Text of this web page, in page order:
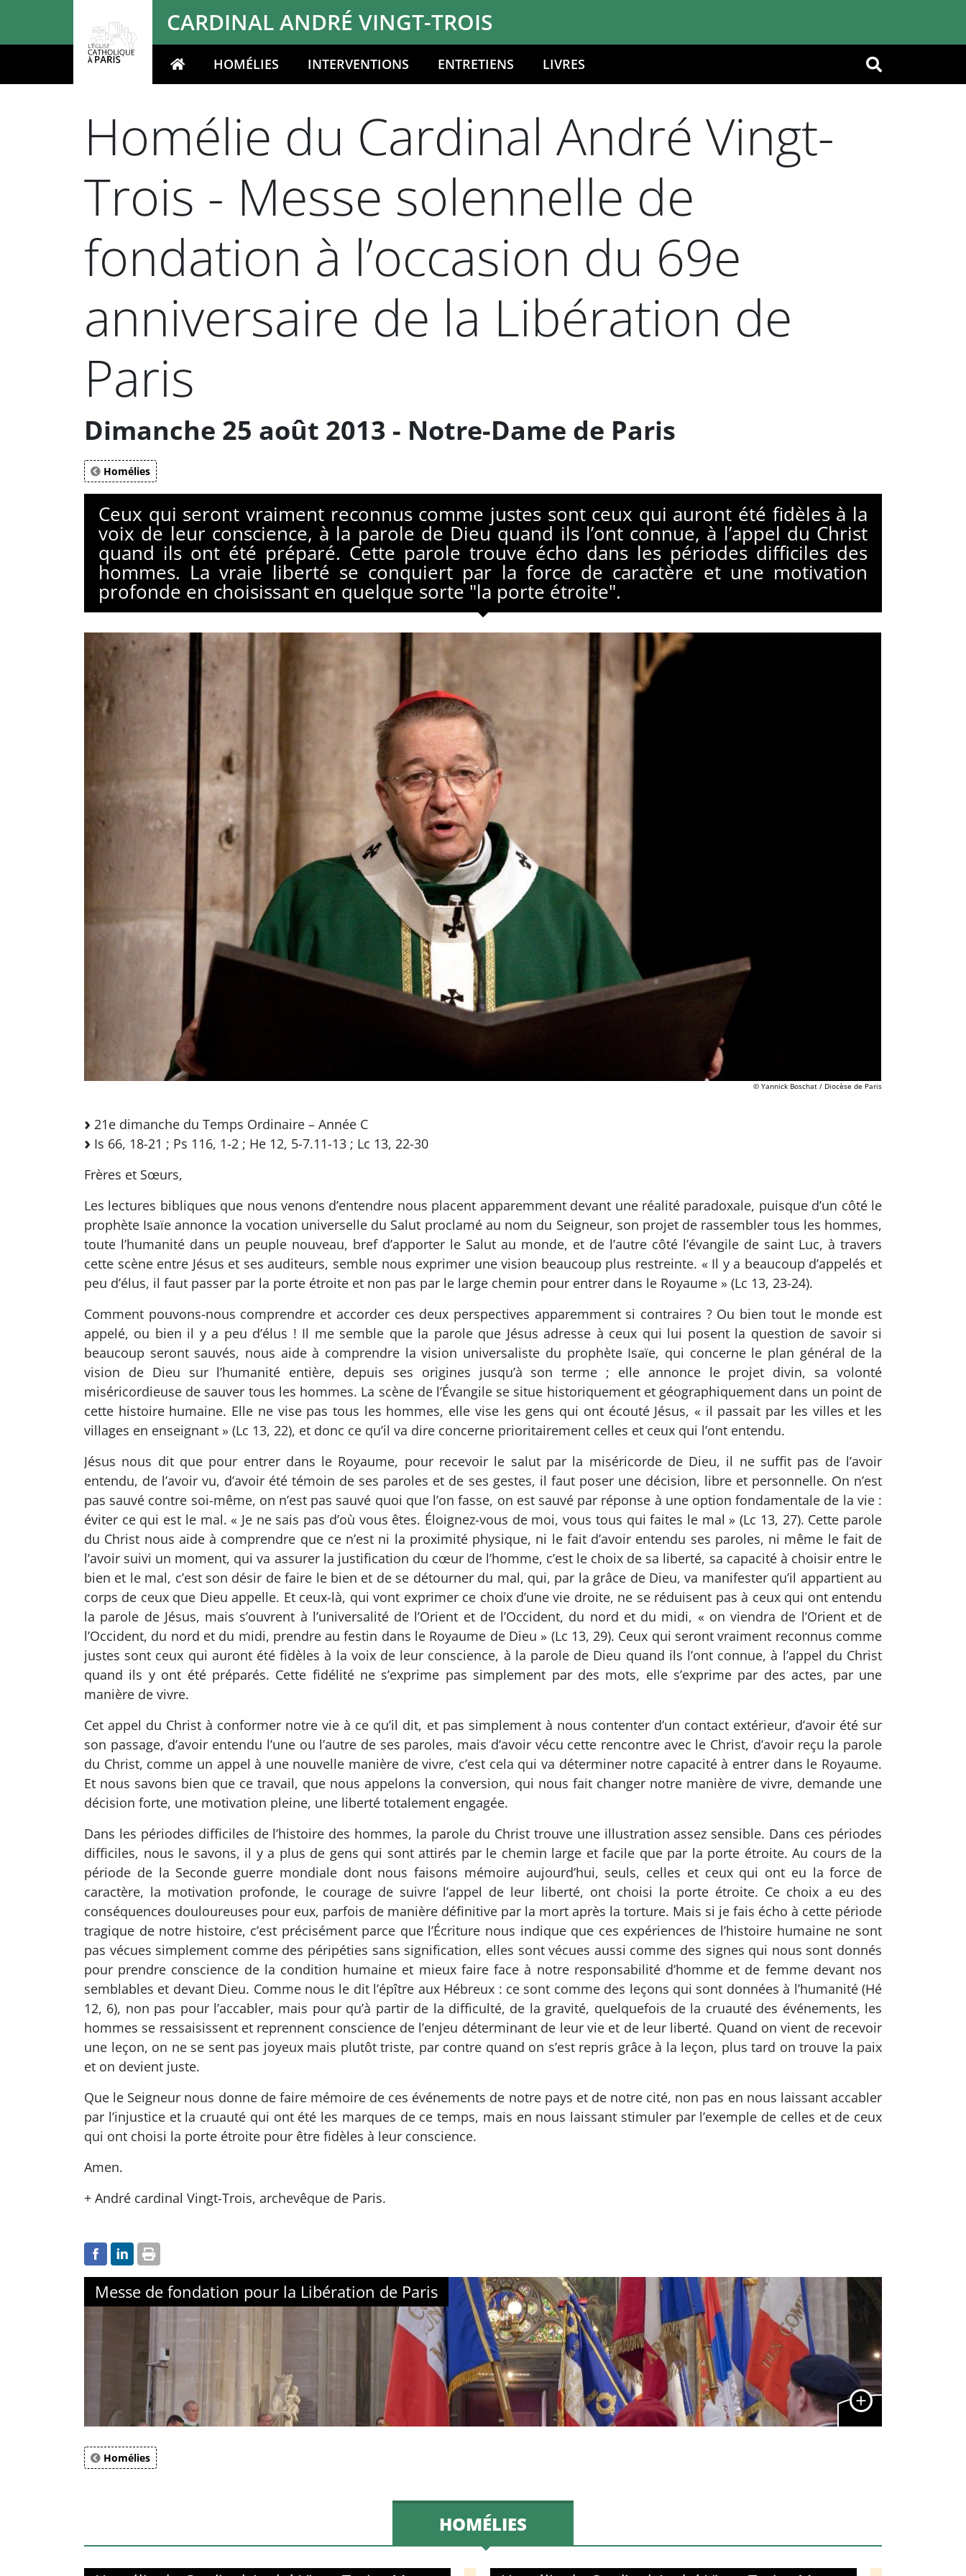
CARDINAL ANDRÉ VINGT-TROIS
Votre recherche OK
HOMÉLIES INTERVENTIONS ENTRETIENS LIVRES
Homélie du Cardinal André Vingt-
Trois - Messe solennelle de
fondation à l’occasion du 69e
anniversaire de la Libération de
Paris
Dimanche 25 août 2013 - Notre-Dame de Paris
Homélies
Ceux qui seront vraiment reconnus comme justes sont ceux qui auront été fidèles à la
voix de leur conscience, à la parole de Dieu quand ils l’ont connue, à l’appel du Christ
quand ils ont été préparé. Cette parole trouve écho dans les périodes difficiles des
hommes. La vraie liberté se conquiert par la force de caractère et une motivation
profonde en choisissant en quelque sorte "la porte étroite".
© Yannick Boschat / Diocèse de Paris
21e dimanche du Temps Ordinaire – Année C
Is 66, 18-21 ; Ps 116, 1-2 ; He 12, 5-7.11-13 ; Lc 13, 22-30
Frères et Sœurs,
Les lectures bibliques que nous venons d’entendre nous placent apparemment devant une réalité paradoxale, puisque d’un côté le
prophète Isaïe annonce la vocation universelle du Salut proclamé au nom du Seigneur, son projet de rassembler tous les hommes,
toute l’humanité dans un peuple nouveau, bref d’apporter le Salut au monde, et de l’autre côté l’évangile de saint Luc, à travers
cette scène entre Jésus et ses auditeurs, semble nous exprimer une vision beaucoup plus restreinte. « Il y a beaucoup d’appelés et
peu d’élus, il faut passer par la porte étroite et non pas par le large chemin pour entrer dans le Royaume » (Lc 13, 23-24).
Comment pouvons-nous comprendre et accorder ces deux perspectives apparemment si contraires ? Ou bien tout le monde est
appelé, ou bien il y a peu d’élus ! Il me semble que la parole que Jésus adresse à ceux qui lui posent la question de savoir si
beaucoup seront sauvés, nous aide à comprendre la vision universaliste du prophète Isaïe, qui concerne le plan général de la
vision de Dieu sur l’humanité entière, depuis ses origines jusqu’à son terme ; elle annonce le projet divin, sa volonté
miséricordieuse de sauver tous les hommes. La scène de l’Évangile se situe historiquement et géographiquement dans un point de
cette histoire humaine. Elle ne vise pas tous les hommes, elle vise les gens qui ont écouté Jésus, « il passait par les villes et les
villages en enseignant » (Lc 13, 22), et donc ce qu’il va dire concerne prioritairement celles et ceux qui l’ont entendu.
Jésus nous dit que pour entrer dans le Royaume, pour recevoir le salut par la miséricorde de Dieu, il ne suffit pas de l’avoir
entendu, de l’avoir vu, d’avoir été témoin de ses paroles et de ses gestes, il faut poser une décision, libre et personnelle. On n’est
pas sauvé contre soi-même, on n’est pas sauvé quoi que l’on fasse, on est sauvé par réponse à une option fondamentale de la vie :
éviter ce qui est le mal. « Je ne sais pas d’où vous êtes. Éloignez-vous de moi, vous tous qui faites le mal » (Lc 13, 27). Cette parole
du Christ nous aide à comprendre que ce n’est ni la proximité physique, ni le fait d’avoir entendu ses paroles, ni même le fait de
l’avoir suivi un moment, qui va assurer la justification du cœur de l’homme, c’est le choix de sa liberté, sa capacité à choisir entre le
bien et le mal, c’est son désir de faire le bien et de se détourner du mal, qui, par la grâce de Dieu, va manifester qu’il appartient au
corps de ceux que Dieu appelle. Et ceux-là, qui vont exprimer ce choix d’une vie droite, ne se réduisent pas à ceux qui ont entendu
la parole de Jésus, mais s’ouvrent à l’universalité de l’Orient et de l’Occident, du nord et du midi, « on viendra de l’Orient et de
l’Occident, du nord et du midi, prendre au festin dans le Royaume de Dieu » (Lc 13, 29). Ceux qui seront vraiment reconnus comme
justes sont ceux qui auront été fidèles à la voix de leur conscience, à la parole de Dieu quand ils l’ont connue, à l’appel du Christ
quand ils y ont été préparés. Cette fidélité ne s’exprime pas simplement par des mots, elle s’exprime par des actes, par une
manière de vivre.
Cet appel du Christ à conformer notre vie à ce qu’il dit, et pas simplement à nous contenter d’un contact extérieur, d’avoir été sur
son passage, d’avoir entendu l’une ou l’autre de ses paroles, mais d’avoir vécu cette rencontre avec le Christ, d’avoir reçu la parole
du Christ, comme un appel à une nouvelle manière de vivre, c’est cela qui va déterminer notre capacité à entrer dans le Royaume.
Et nous savons bien que ce travail, que nous appelons la conversion, qui nous fait changer notre manière de vivre, demande une
décision forte, une motivation pleine, une liberté totalement engagée.
Dans les périodes difficiles de l’histoire des hommes, la parole du Christ trouve une illustration assez sensible. Dans ces périodes
difficiles, nous le savons, il y a plus de gens qui sont attirés par le chemin large et facile que par la porte étroite. Au cours de la
période de la Seconde guerre mondiale dont nous faisons mémoire aujourd’hui, seuls, celles et ceux qui ont eu la force de
caractère, la motivation profonde, le courage de suivre l’appel de leur liberté, ont choisi la porte étroite. Ce choix a eu des
conséquences douloureuses pour eux, parfois de manière définitive par la mort après la torture. Mais si je fais écho à cette période
tragique de notre histoire, c’est précisément parce que l’Écriture nous indique que ces expériences de l’histoire humaine ne sont
pas vécues simplement comme des péripéties sans signification, elles sont vécues aussi comme des signes qui nous sont donnés
pour prendre conscience de la condition humaine et mieux faire face à notre responsabilité d’homme et de femme devant nos
semblables et devant Dieu. Comme nous le dit l’épître aux Hébreux : ce sont comme des leçons qui sont données à l’humanité (Hé
12, 6), non pas pour l’accabler, mais pour qu’à partir de la difficulté, de la gravité, quelquefois de la cruauté des événements, les
hommes se ressaisissent et reprennent conscience de l’enjeu déterminant de leur vie et de leur liberté. Quand on vient de recevoir
une leçon, on ne se sent pas joyeux mais plutôt triste, par contre quand on s’est repris grâce à la leçon, plus tard on trouve la paix
et on devient juste.
Que le Seigneur nous donne de faire mémoire de ces événements de notre pays et de notre cité, non pas en nous laissant accabler
par l’injustice et la cruauté qui ont été les marques de ce temps, mais en nous laissant stimuler par l’exemple de celles et de ceux
qui ont choisi la porte étroite pour être fidèles à leur conscience.
Amen.
+ André cardinal Vingt-Trois, archevêque de Paris.
Messe de fondation pour la Libération de Paris
Homélies
HOMÉLIES